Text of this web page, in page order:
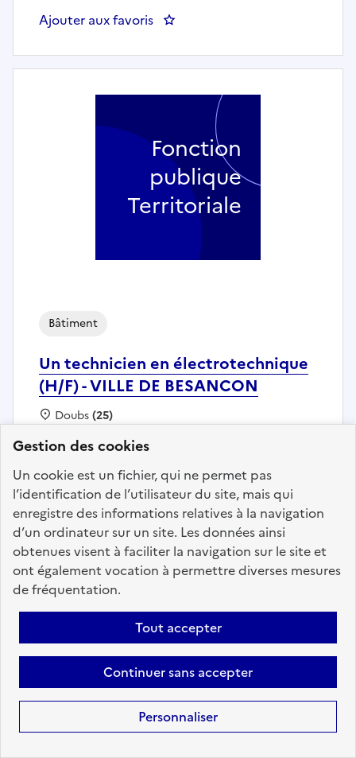
Gestion des cookies
Un cookie est un fichier, qui ne permet pas
l’identification de l’utilisateur du site, mais qui
enregistre des informations relatives à la navigation
d’un ordinateur sur un site. Les données ainsi
obtenues visent à faciliter la navigation sur le site et
ont également vocation à permettre diverses mesures
de fréquentation.
Tout accepter
Continuer sans accepter
Personnaliser
Ajouter aux favoris : Chef de secteur (h/f) - Conseil
Un technicien en électrotechnique
(H/F) - VILLE DE BESANCON
Bâtiment
Localisation :
Doubs(25)
Fonction publique :
Fonction publique Territoriale
En ligne depuis le 20 juillet 2026
Ajouter aux favoris: Un technicien en
Fonction
publique
Territoriale
Précédent 1 35 36 37
38
109 Suivant
Aller à la page